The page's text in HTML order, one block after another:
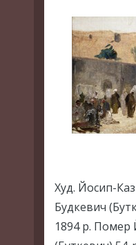
Худ. Йосип-
Будкевич
1894 р. Помер